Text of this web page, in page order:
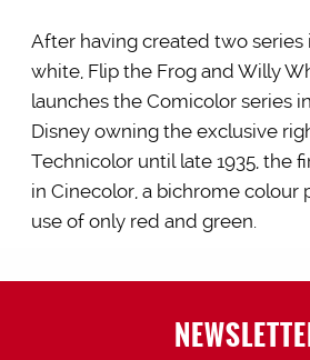
After having created two series
white, Flip the Frog and Willy
launches the Comicolor series
Disney owning the exclusive
Technicolor until late 1935, the
in Cinecolor, a bichrome colour
use of only red and green.